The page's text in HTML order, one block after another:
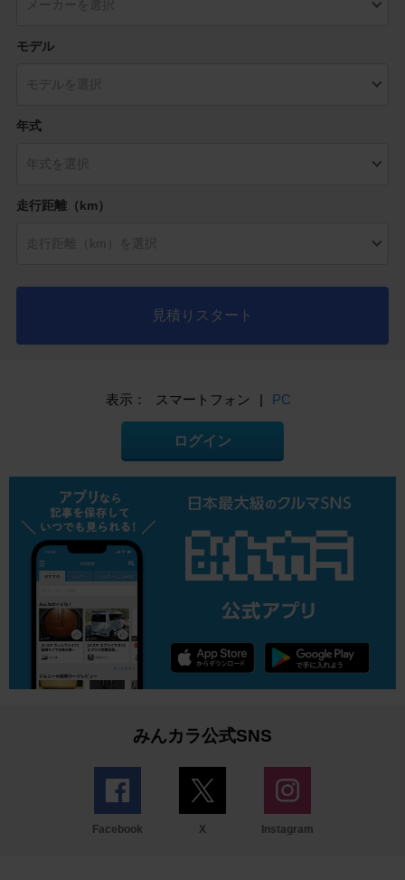
モデル
年式
走行距離（km）
見積りスタート
表示： スマートフォン | PC
ログイン
みんカラ公式SNS
Facebook X Instagram